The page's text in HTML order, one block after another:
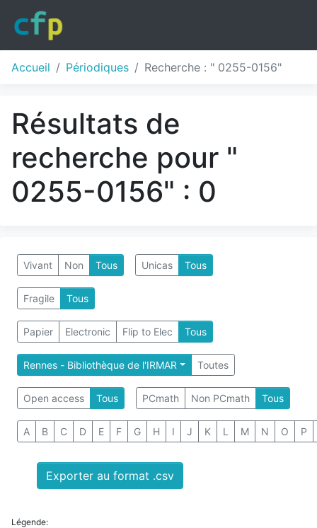
Accueil Périodiques Recherche : " 0255-0156"
Résultats de
recherche pour "
0255-0156" : 0
Vivant Non Tous Unicas Tous
Fragile Tous
Papier Electronic Flip to Elec Tous
Rennes - Bibliothèque de l'IRMAR Toutes
Open access Tous PCmath Non PCmath Tous
A B C D E F G H I J K L M N O P
Exporter au format .csv
Légende: